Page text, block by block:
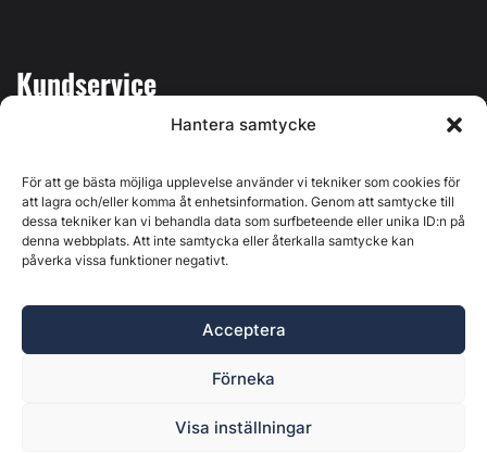
Hantera samtycke
För att ge bästa möjliga upplevelse använder vi tekniker som cookies för
att lagra och/eller komma åt enhetsinformation. Genom att samtycke till
dessa tekniker kan vi behandla data som surfbeteende eller unika ID:n på
denna webbplats. Att inte samtycka eller återkalla samtycke kan
påverka vissa funktioner negativt.
Acceptera
Förneka
Visa inställningar
Kundservice
Kontakta oss
Östernäsvägen 1, 827 32 Ljusdal, org.nr: 556625-6425 -
Ansvarig utgivare: Henrik Ekberg. Innehållet på denna
webbplats är upphovsrättsligt skyddat. Ange källa vid citering.
Byggvärlden är en del avMarknadsdatagruppen
Policy för datahantering, integritet och cookies